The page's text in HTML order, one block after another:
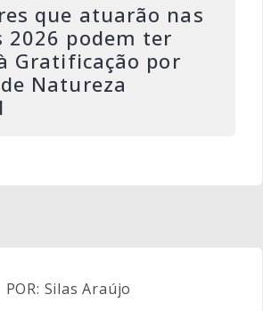
que atuarão nas
2026 podem ter
Gratificação por
Natureza
Silas Araújo